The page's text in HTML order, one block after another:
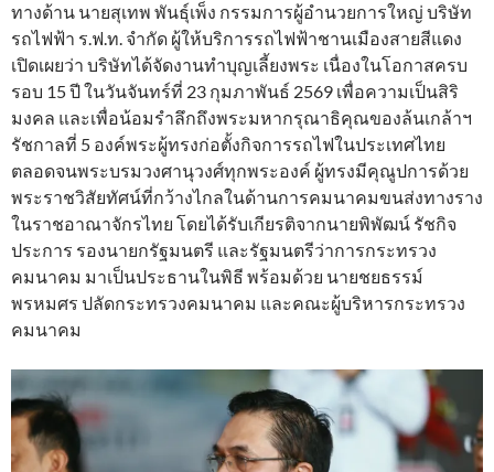
ทางด้าน นายสุเทพ พันธุ์เพ็ง กรรมการผู้อำนวยการใหญ่ บริษัท
รถไฟฟ้า ร.ฟ.ท. จำกัด ผู้ให้บริการรถไฟฟ้าชานเมืองสายสีแดง
เปิดเผยว่า บริษัทได้จัดงานทำบุญเลี้ยงพระ เนื่องในโอกาสครบ
รอบ 15 ปี ในวันจันทร์ที่ 23 กุมภาพันธ์ 2569 เพื่อความเป็นสิริ
มงคล และเพื่อน้อมรำลึกถึงพระมหากรุณาธิคุณของล้นเกล้าฯ
รัชกาลที่ 5 องค์พระผู้ทรงก่อตั้งกิจการรถไฟในประเทศไทย
ตลอดจนพระบรมวงศานุวงศ์ทุกพระองค์ ผู้ทรงมีคุณูปการด้วย
พระราชวิสัยทัศน์ที่กว้างไกลในด้านการคมนาคมขนส่งทางราง
ในราชอาณาจักรไทย โดยได้รับเกียรติจากนายพิพัฒน์ รัชกิจ
ประการ รองนายกรัฐมนตรี และรัฐมนตรีว่าการกระทรวง
คมนาคม มาเป็นประธานในพิธี พร้อมด้วย นายชยธรรม์
พรหมศร ปลัดกระทรวงคมนาคม และคณะผู้บริหารกระทรวง
คมนาคม